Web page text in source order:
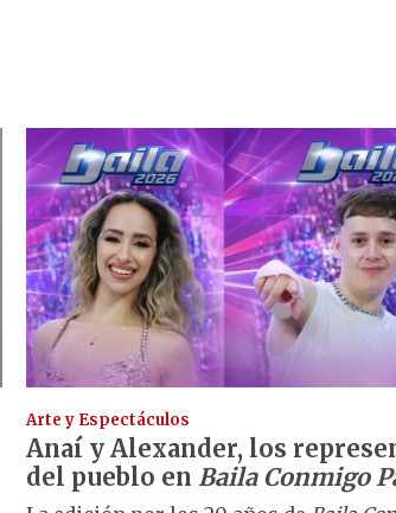
Arte y Espectáculos
Anaí y Alexander, los
del pueblo en Baila Conmigo